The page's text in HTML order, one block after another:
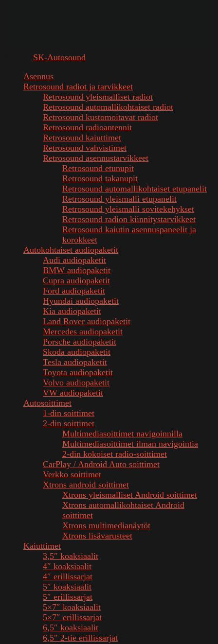
SK-Autosound
Asennus
Retrosound radiot ja tarvikkeet
Retrosound yleismalliset radiot
Retrosound automallikohtaiset radiot
Retrosound kustomoitavat radiot
Retrosound radioantennit
Retrosound kaiuttimet
Retrosound vahvistimet
Retrosound asennustarvikkeet
Retrosound etunupit
Retrosound takanupit
Retrosound automallikohtaiset etupanelit
Retrosound yleismalli etupanelit
Retrosound yleismalli sovitekehykset
Retrosound radion kiinnitystarvikkeet
Retrosound kaiutin asennuspaneelit ja
korokkeet
Autokohtaiset audiopaketit
Audi audiopaketit
BMW audiopaketit
Cupra audiopaketit
Ford audiopaketit
Hyundai audiopaketit
Kia audiopaketit
Land Rover audiopaketit
Mercedes audiopaketit
Porsche audiopaketit
Skoda audiopaketit
Tesla audiopaketit
Toyota audiopaketit
Volvo audiopaketit
VW audiopaketit
Autosoittimet
1-din soittimet
2-din soittimet
Multimediasoittimet navigoinnilla
Multimediasoittimet ilman navigointia
2-din kokoiset radio-soittimet
CarPlay / Android Auto soittimet
Verkko soittimet
Xtrons android soittimet
Xtrons yleismalliset Android soittimet
Xtrons automallikohtaiset Android
soittimet
Xtrons multimedianäytöt
Xtrons lisävarusteet
Kaiuttimet
3,5″ koaksiaalit
4″ koaksiaalit
4″ erillissarjat
5″ koaksiaalit
5″ erillissarjat
5×7″ koaksiaalit
5×7″ erillissarjat
6,5″ koaksiaalit
6,5″ 2-tie erillissarjat